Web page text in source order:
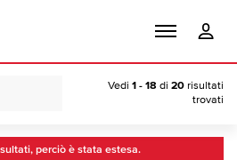
Vedi 1 - 18 di 20 risultati
trovati
perciò è stata estesa.